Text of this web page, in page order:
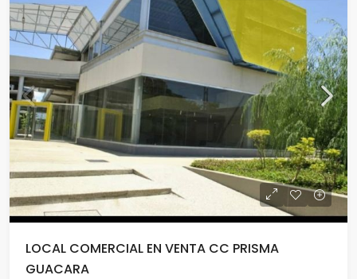
LOCAL COMERCIAL EN VENTA CC PRISMA
GUACARA